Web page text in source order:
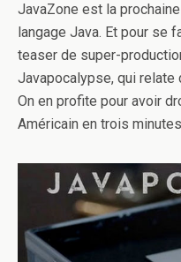
JavaZone est la
langage Java. Et pour se
teaser de super-
Javapocalypse, qui relate
On en profite pour avoir
Américain en trois